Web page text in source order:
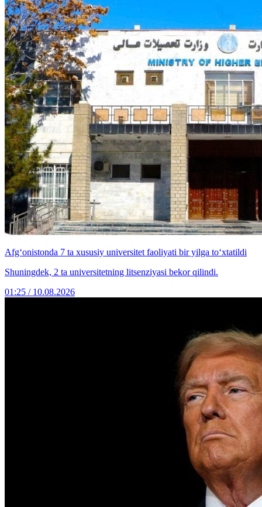
Afg‘onistonda 7 ta xususiy universitet faoliyati bir yilga to‘xtatildi
Shuningdek, 2 ta universitetning litsenziyasi bekor qilindi.
01:25 / 10.08.2026